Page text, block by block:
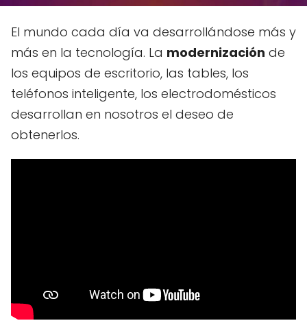
El mundo cada día va desarrollándose más y
más en la tecnología. La modernización de
los equipos de escritorio, las tables, los
teléfonos inteligente, los electrodomésticos
desarrollan en nosotros el deseo de
obtenerlos.